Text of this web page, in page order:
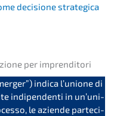
decis­io­ne strate­gi­ca
per imprenditori
indica l’unio­ne di
indipen­den­ti in un’uni­
le azien­de parte­ci­